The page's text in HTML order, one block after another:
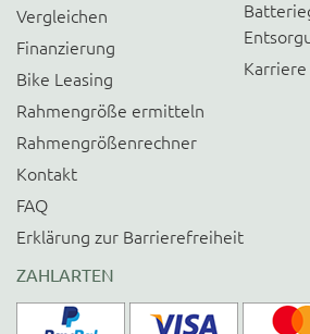
Vergleichen
Finanzierung
Bike Leasing
Rahmengröße ermitteln
Rahmengrößenrechner
Kontakt
FAQ
Erklärung zur Barrierefreiheit
Karriere
ZAHLARTEN